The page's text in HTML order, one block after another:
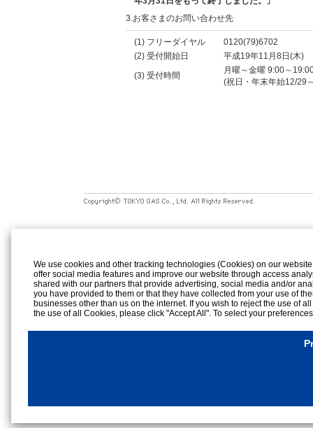
3.お客さまのお問い合わせ先
(1) フリーダイヤル
0120(79)6702
(2) 受付開始日
平成19年11月8日(木)
(3) 受付時間
月曜～金曜 9:00～
(祝日・年末年始12/29
We use cookies and other tracking technologies (Cookies) on our
offer social media features and improve our website through access
shared with our partners that provide advertising, social media and/or
you have provided to them or that they have collected from your use of
businesses other than us on the internet. If you wish to reject the use of
the use of all Cookies, please click "Accept All". To select your